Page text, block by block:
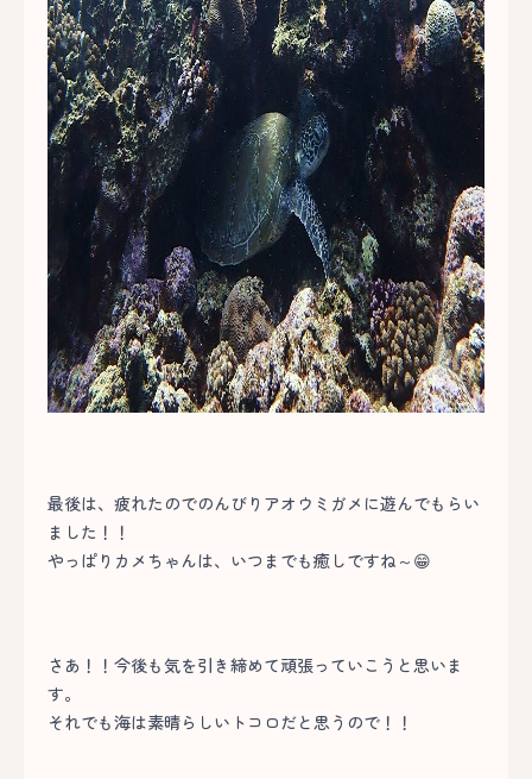
最後は、疲れたのでのんびりアオウミガメに遊んでもらい
ました！！
やっぱりカメちゃんは、いつまでも癒しですね～😁
さあ！！今後も気を引き締めて頑張っていこうと思いま
す。
それでも海は素晴らしいトコロだと思うので！！